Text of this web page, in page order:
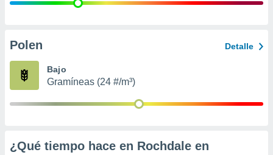
e
publicidad
Polen Detalle
Bajo
Gramíneas (24 #/m³)
¿Qué tiempo hace en Rochdale en